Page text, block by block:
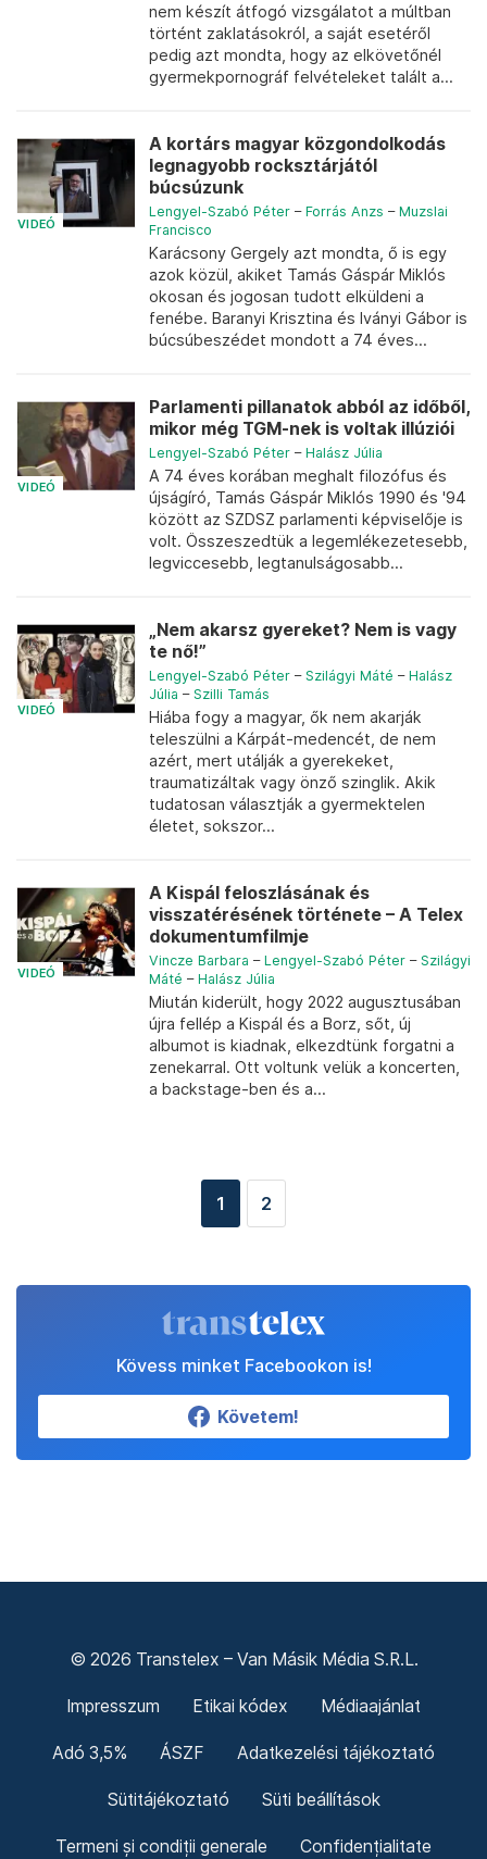
nem készít átfogó vizsgálatot a múltban
történt zaklatásokról, a saját esetéről
pedig azt mondta, hogy az elkövetőnél
gyermekpornográf felvételeket talált a...
VIDEÓ
A kortárs magyar közgondolkodás
legnagyobb rocksztárjától
búcsúzunk
Lengyel-Szabó Péter – Forrás Anzs – Muzslai
Francisco
Karácsony Gergely azt mondta, ő is egy
azok közül, akiket Tamás Gáspár Miklós
okosan és jogosan tudott elküldeni a
fenébe. Baranyi Krisztina és Iványi Gábor is
búcsúbeszédet mondott a 74 éves...
VIDEÓ
Parlamenti pillanatok abból az időből,
mikor még TGM-nek is voltak illúziói
Lengyel-Szabó Péter – Halász Júlia
A 74 éves korában meghalt filozófus és
újságíró, Tamás Gáspár Miklós 1990 és '94
között az SZDSZ parlamenti képviselője is
volt. Összeszedtük a legemlékezetesebb,
legviccesebb, legtanulságosabb...
VIDEÓ
„Nem akarsz gyereket? Nem is vagy
te nő!”
Lengyel-Szabó Péter – Szilágyi Máté – Halász
Júlia – Szilli Tamás
Hiába fogy a magyar, ők nem akarják
teleszülni a Kárpát-medencét, de nem
azért, mert utálják a gyerekeket,
traumatizáltak vagy önző szinglik. Akik
tudatosan választják a gyermektelen
életet, sokszor...
VIDEÓ
A Kispál feloszlásának és
visszatérésének története – A Telex
dokumentumfilmje
Vincze Barbara – Lengyel-Szabó Péter – Szilágyi
Máté – Halász Júlia
Miután kiderült, hogy 2022 augusztusában
újra fellép a Kispál és a Borz, sőt, új
albumot is kiadnak, elkezdtünk forgatni a
zenekarral. Ott voltunk velük a koncerten,
a backstage-ben és a...
1 2
Kövess minket Facebookon is!
Követem!
© 2026 Transtelex – Van Másik Média S.R.L.
Impresszum Etikai kódex Médiaajánlat
Adó 3,5% ÁSZF Adatkezelési tájékoztató
Sütitájékoztató Süti beállítások
Termeni și condiții generale Confidențialitate